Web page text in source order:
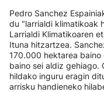
Pedro Sanchez
du "larrialdi klimatikoak
Larrialdi Klimatikoaren
Ituna hitzartzea.
170.000 hektarea baino
baino sei aldiz gehiago.
hildako inguru eragin
arrisku handieneko